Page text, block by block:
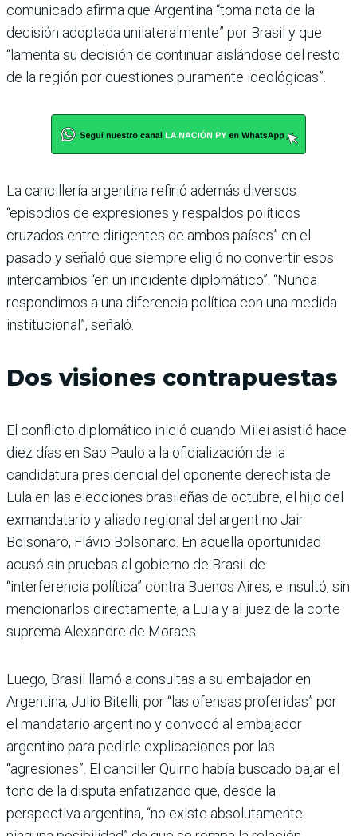
comunicado afirma que Argentina “toma nota de la
decisión adoptada unilateralmente” por Brasil y que
“lamenta su decisión de continuar aislándose del resto
de la región por cuestiones puramente ideológicas”.
La cancillería argentina refirió además diversos
“episodios de expresiones y respaldos políticos
cruzados entre dirigentes de ambos países” en el
pasado y señaló que siempre eligió no convertir esos
intercambios “en un incidente diplomático”. “Nunca
respondimos a una diferencia política con una medida
institucional”, señaló.
Dos visiones contrapuestas
El conflicto diplomático inició cuando Milei asistió hace
diez días en Sao Paulo a la oficialización de la
candidatura presidencial del oponente derechista de
Lula en las elecciones brasileñas de octubre, el hijo del
exmandatario y aliado regional del argentino Jair
Bolsonaro, Flávio Bolsonaro. En aquella oportunidad
acusó sin pruebas al gobierno de Brasil de
“interferencia política” contra Buenos Aires, e insultó, sin
mencionarlos directamente, a Lula y al juez de la corte
suprema Alexandre de Moraes.
Luego, Brasil llamó a consultas a su embajador en
Argentina, Julio Bitelli, por “las ofensas proferidas” por
el mandatario argentino y convocó al embajador
argentino para pedirle explicaciones por las
“agresiones”. El canciller Quirno había buscado bajar el
tono de la disputa enfatizando que, desde la
perspectiva argentina, “no existe absolutamente